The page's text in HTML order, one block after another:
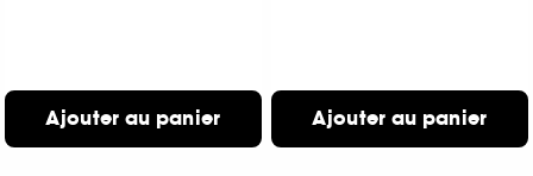
Ajouter au panier Ajouter au panier